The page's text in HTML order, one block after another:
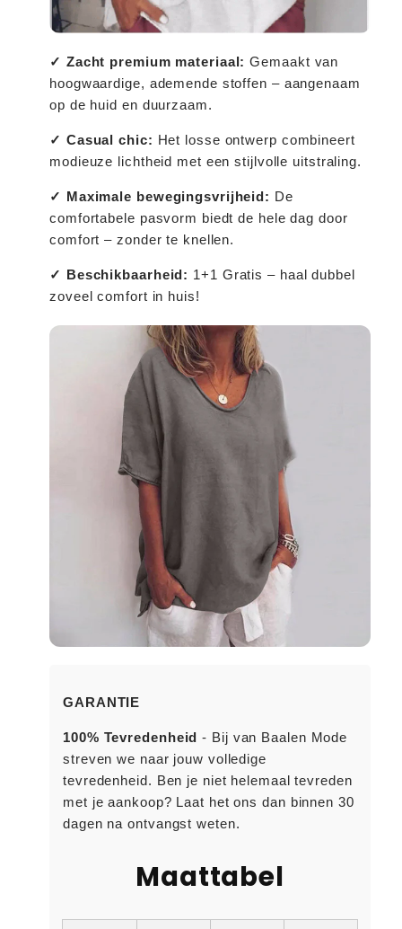
✓ Zacht premium materiaal:Gemaakt van
hoogwaardige, ademende stoffen – aangenaam
op de huid en duurzaam.
✓ Casual chic: Het losse ontwerp combineert
modieuze lichtheid met een stijlvolle uitstraling.
✓ Maximale bewegingsvrijheid: De
comfortabele pasvorm biedt de hele dag door
comfort – zonder te knellen.
✓ Beschikbaarheid: 1+1 Gratis – haal dubbel
zoveel comfort in huis!
GARANTIE
100% Tevredenheid - Bij van Baalen Mode
streven we naar jouw volledige
tevredenheid. Ben je niet helemaal tevreden
met je aankoop? Laat het ons dan binnen 30
dagen na ontvangst weten.
Maattabel